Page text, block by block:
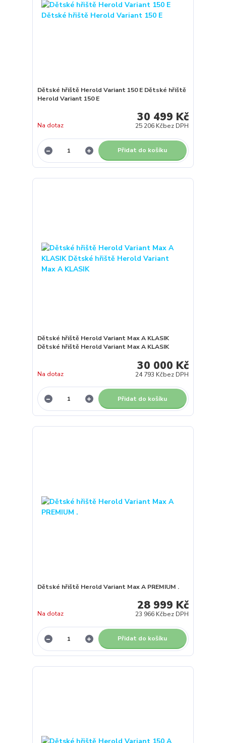
Dětské hřiště Herold Variant 150 E Dětské hřiště
Herold Variant 150 E
30 499 Kč
25 206 Kčbez DPH
Na dotaz
Přidat do košíku
Dětské hřiště Herold Variant Max A KLASIK
Dětské hřiště Herold Variant Max A KLASIK
30 000 Kč
24 793 Kčbez DPH
Na dotaz
Přidat do košíku
Dětské hřiště Herold Variant Max A PREMIUM .
28 999 Kč
23 966 Kčbez DPH
Na dotaz
Přidat do košíku